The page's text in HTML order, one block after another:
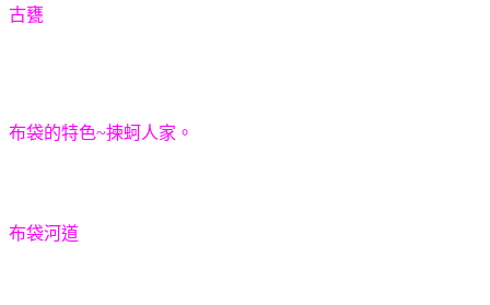
古甕
布袋的特色~揀蚵人家。
布袋河道